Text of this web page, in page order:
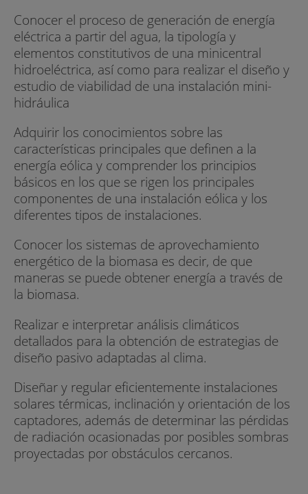
Conocer el proceso de generación de energía
eléctrica a partir del agua, la tipología y
elementos constitutivos de una minicentral
hidroeléctrica, así como para realizar el diseño y
estudio de viabilidad de una instalación mini-
hidráulica
Adquirir los conocimientos sobre las
características principales que definen a la
energía eólica y comprender los principios
básicos en los que se rigen los principales
componentes de una instalación eólica y los
diferentes tipos de instalaciones.
Conocer los sistemas de aprovechamiento
energético de la biomasa es decir, de que
maneras se puede obtener energía a través de
la biomasa.
Realizar e interpretar análisis climáticos
detallados para la obtención de estrategias de
diseño pasivo adaptadas al clima.
Diseñar y regular eficientemente instalaciones
solares térmicas, inclinación y orientación de los
captadores, además de determinar las pérdidas
de radiación ocasionadas por posibles sombras
proyectadas por obstáculos cercanos.